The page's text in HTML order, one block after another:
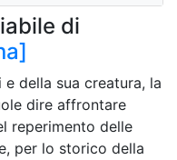
di
della sua creatura, la
dire affrontare
reperimento delle
per lo storico della